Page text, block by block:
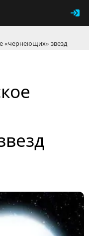
«чернеющих» звезд